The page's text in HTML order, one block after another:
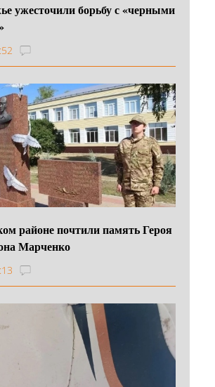
ужесточили борьбу с «черными
районе почтили память Героя
Марченко